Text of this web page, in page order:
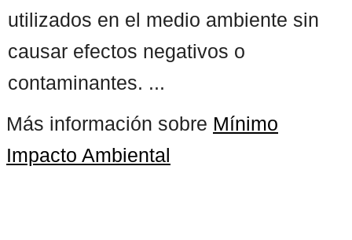
utilizados en el medio ambiente sin
causar efectos negativos o
contaminantes. ...
Más información sobre Mínimo
Impacto Ambiental